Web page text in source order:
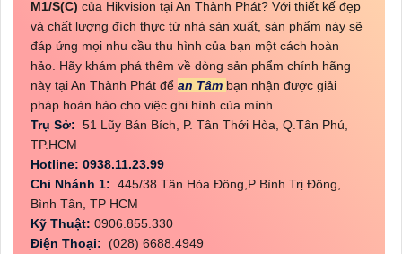
M1/S(C) của Hikvision tại An Thành Phát? Với thiết kế đẹp
và chất lượng đích thực từ nhà sản xuất, sản phẩm này sẽ
đáp ứng mọi nhu cầu thu hình của bạn một cách hoàn
hảo. Hãy khám phá thêm về dòng sản phẩm chính hãng
này tại An Thành Phát để an Tâm bạn nhận được giải
pháp hoàn hảo cho việc ghi hình của mình.
Trụ Sở: 51 Lũy Bán Bích, P. Tân Thới Hòa, Q.Tân Phú,
TP.HCM
Hotline: 0938.11.23.99
Chi Nhánh 1: 445/38 Tân Hòa Đông,P Bình Trị Đông,
Bình Tân, TP HCM
Kỹ Thuật: 0906.855.330
Điện Thoại: (028) 6688.4949